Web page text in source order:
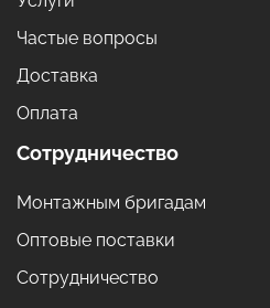
Частые вопросы
Доставка
Оплата
Сотрудничество
Монтажным бригадам
Оптовые поставки
Сотрудничество